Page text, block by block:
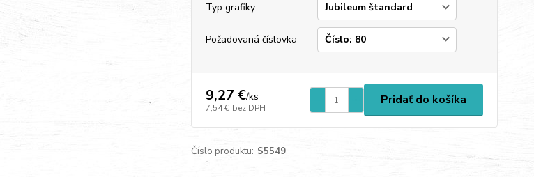
Typ grafiky
Požadovaná číslovka
9,27 €/ks
7,54 € bez DPH
Pridať do košíka
Číslo produktu: S5549